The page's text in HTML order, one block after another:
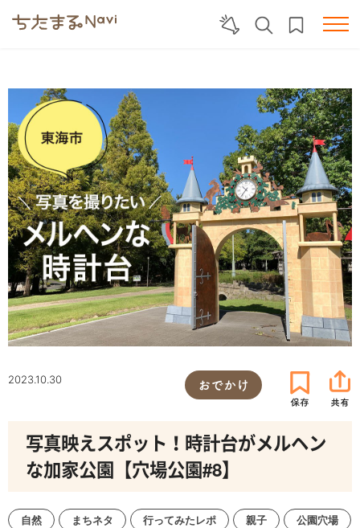
2023.10.30 おでかけ
写真映えスポット！時計台がメルヘン
な加家公園【穴場公園#8】
自然 まちネタ 行ってみたレポ 親子
公園穴場